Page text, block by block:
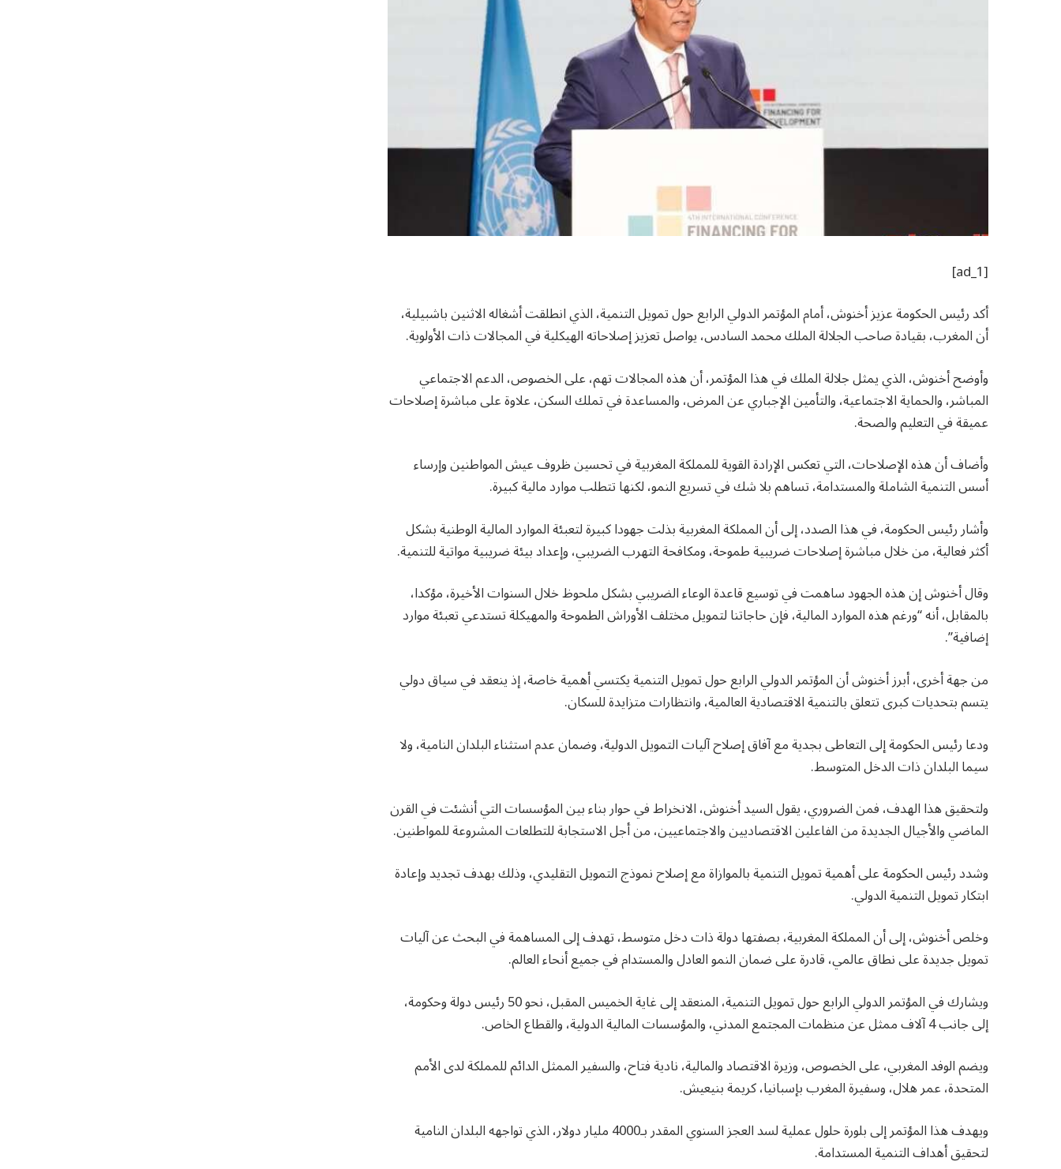
[ad_1]
أكد رئيس الحكومة عزيز أخنوش، أمام المؤتمر الدولي الرابع حول تمويل التنمية، الذي انطلقت أشغاله الاثنين باشبيلية،
أن المغرب، بقيادة صاحب الجلالة الملك محمد السادس، يواصل تعزيز إصلاحاته الهيكلية في المجالات ذات الأولوية.
وأوضح أخنوش، الذي يمثل جلالة الملك في هذا المؤتمر، أن هذه المجالات تهم، على الخصوص، الدعم الاجتماعي
المباشر، والحماية الاجتماعية، والتأمين الإجباري عن المرض، والمساعدة في تملك السكن، علاوة على مباشرة إصلاحات
عميقة في التعليم والصحة.
وأضاف أن هذه الإصلاحات، التي تعكس الإرادة القوية للمملكة المغربية في تحسين ظروف عيش المواطنين وإرساء
أسس التنمية الشاملة والمستدامة، تساهم بلا شك في تسريع النمو، لكنها تتطلب موارد مالية كبيرة.
وأشار رئيس الحكومة، في هذا الصدد، إلى أن المملكة المغربية بذلت جهودا كبيرة لتعبئة الموارد المالية الوطنية بشكل
أكثر فعالية، من خلال مباشرة إصلاحات ضريبية طموحة، ومكافحة التهرب الضريبي، وإعداد بيئة ضريبية مواتية للتنمية.
وقال أخنوش إن هذه الجهود ساهمت في توسيع قاعدة الوعاء الضريبي بشكل ملحوظ خلال السنوات الأخيرة، مؤكدا،
بالمقابل، أنه “ورغم هذه الموارد المالية، فإن حاجاتنا لتمويل مختلف الأوراش الطموحة والمهيكلة تستدعي تعبئة موارد
إضافية”.
من جهة أخرى، أبرز أخنوش أن المؤتمر الدولي الرابع حول تمويل التنمية يكتسي أهمية خاصة، إذ ينعقد في سياق دولي
يتسم بتحديات كبرى تتعلق بالتنمية الاقتصادية العالمية، وانتظارات متزايدة للسكان.
ودعا رئيس الحكومة إلى التعاطى بجدية مع آفاق إصلاح آليات التمويل الدولية، وضمان عدم استثناء البلدان النامية، ولا
سيما البلدان ذات الدخل المتوسط.
ولتحقيق هذا الهدف، فمن الضروري، يقول السيد أخنوش، الانخراط في حوار بناء بين المؤسسات التي أنشئت في القرن
الماضي والأجيال الجديدة من الفاعلين الاقتصاديين والاجتماعيين، من أجل الاستجابة للتطلعات المشروعة للمواطنين.
وشدد رئيس الحكومة على أهمية تمويل التنمية بالموازاة مع إصلاح نموذج التمويل التقليدي، وذلك بهدف تجديد وإعادة
ابتكار تمويل التنمية الدولي.
وخلص أخنوش، إلى أن المملكة المغربية، بصفتها دولة ذات دخل متوسط، تهدف إلى المساهمة في البحث عن آليات
تمويل جديدة على نطاق عالمي، قادرة على ضمان النمو العادل والمستدام في جميع أنحاء العالم.
ويشارك في المؤتمر الدولي الرابع حول تمويل التنمية، المنعقد إلى غاية الخميس المقبل، نحو 50 رئيس دولة وحكومة،
إلى جانب 4 آلاف ممثل عن منظمات المجتمع المدني، والمؤسسات المالية الدولية، والقطاع الخاص.
ويضم الوفد المغربي، على الخصوص، وزيرة الاقتصاد والمالية، نادية فتاح، والسفير الممثل الدائم للمملكة لدى الأمم
المتحدة، عمر هلال، وسفيرة المغرب بإسبانيا، كريمة بنيعيش.
ويهدف هذا المؤتمر إلى بلورة حلول عملية لسد العجز السنوي المقدر بـ4000 مليار دولار، الذي تواجهه البلدان النامية
لتحقيق أهداف التنمية المستدامة.